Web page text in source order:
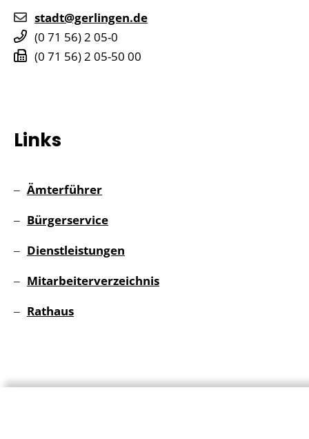
stadt@gerlingen.de
(0 71 56) 2 05-0
(0 71 56) 2 05-50 00
Links
Ämterführer
Bürgerservice
Dienstleistungen
Mitarbeiterverzeichnis
Rathaus